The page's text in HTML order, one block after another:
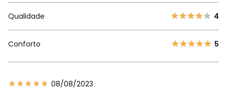
Qualidade 4
Conforto 5
08/08/2023